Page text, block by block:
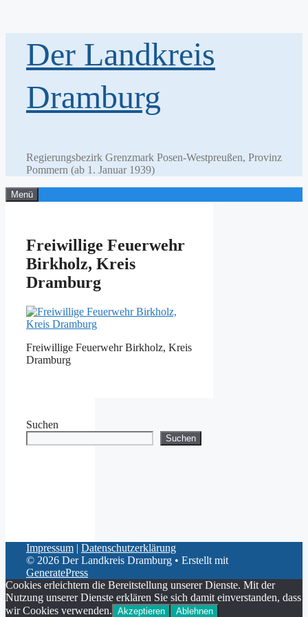
springenDer Landkreis
Dramburg
Regierungsbezirk Grenzmark Posen-Westpreußen, Provinz
Pommern (ab 1. Januar 1939)
Menü
Freiwillige Feuerwehr
Birkholz, Kreis
Dramburg
Freiwillige Feuerwehr Birkholz, Kreis
Dramburg
Suchen
Suchen
Impressum | Datenschutzerklärung
© 2026 Der Landkreis Dramburg • Erstellt mit
GeneratePress
Cookies erleichtern die Bereitstellung unserer Dienste. Mit der
Nutzung unserer Dienste erklären Sie sich damit einverstanden, dass
wir Cookies verwenden. Akzeptieren Ablehnen